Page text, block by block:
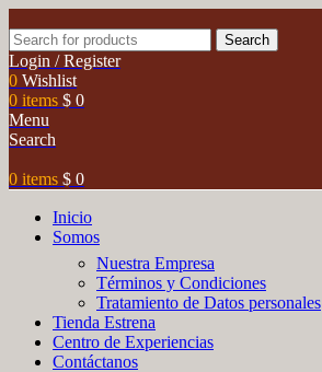
Search
Login / Register
0 Wishlist
0 items $ 0
Menu
Search
0 items $ 0
Inicio
Somos
Nuestra Empresa
Términos y Condiciones
Tratamiento de Datos personales
Tienda Estrena
Centro de Experiencias
Contáctanos